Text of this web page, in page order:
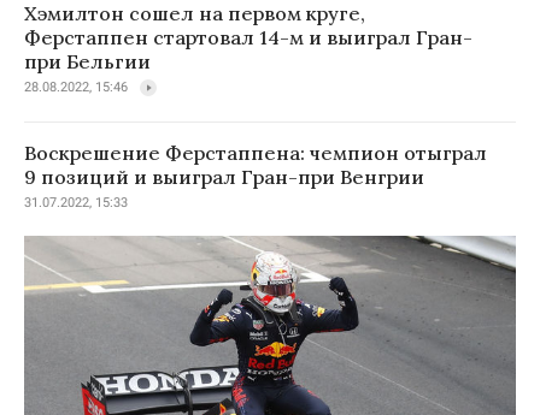
Хэмилтон сошел на первом круге,
Ферстаппен стартовал 14-м и выиграл Гран-
при Бельгии
28.08.2022, 15:46
Воскрешение Ферстаппена: чемпион отыграл
9 позиций и выиграл Гран-при Венгрии
31.07.2022, 15:33